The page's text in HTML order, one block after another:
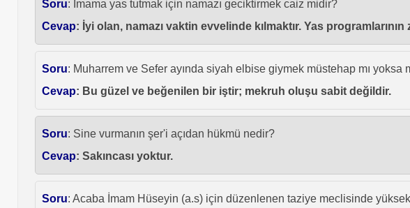
Soru: İmama yas tutmak için namazı geciktirmek caiz midir?
Cevap: İyi olan, namazı vaktin evvelinde kılmaktır. Yas
Soru: Muharrem ve Sefer ayında siyah elbise giymek müstehap mı yoksa
Cevap: Bu güzel ve beğenilen bir iştir; mekruh oluşu sabit değildir.
Soru: Sine vurmanın şer'i açıdan hükmü nedir?
Cevap: Sakıncası yoktur.
Soru: Acaba İmam Hüseyin (a.s) için düzenlenen taziye meclisinde